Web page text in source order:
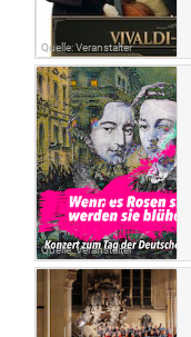
Quelle: Veranstalter
Quelle: Veranstalter